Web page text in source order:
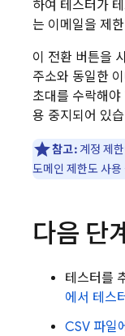
하여 테스터가
는 이메일을 제
이 전환 버튼을
주소와 동일한
초대를 수락해
용 중지되어 있
참고:계정 제한
도메인 제한도 사
다음 단계
테스터를
에서 테스
CSV 파일